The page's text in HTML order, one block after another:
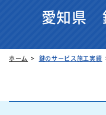
愛知県
ホーム 鍵のサービス施工実績